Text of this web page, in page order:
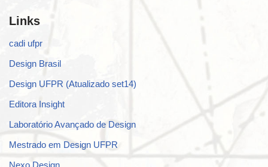
Links
cadi ufpr
Design Brasil
Design UFPR (Atualizado set14)
Editora Insight
Laboratório Avançado de Design
Mestrado em Design UFPR
Nexo Design